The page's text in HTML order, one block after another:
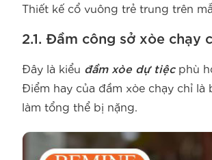
Thiết kế cổ vuông trẻ trung trên
2.1. Đầm công sở xòe chạy
Đây là kiểu đầm xòe dự tiệcphù
Điểm hay của đầm xòe chạy chỉ
làm tổng thể bị nặng.